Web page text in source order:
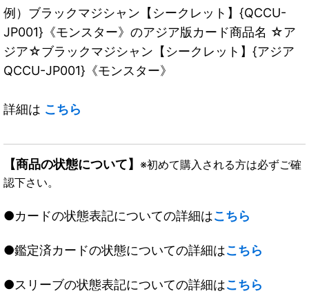
例）ブラックマジシャン【シークレット】{QCCU-
JP001}《モンスター》のアジア版カード商品名 ☆ア
ジア☆ブラックマジシャン【シークレット】{アジア
QCCU-JP001}《モンスター》
詳細は こちら
【商品の状態について】 ※初めて購入される方は必ずご確
認下さい。
●カードの状態表記についての詳細はこちら
●鑑定済カードの状態についての詳細はこちら
●スリーブの状態表記についての詳細はこちら